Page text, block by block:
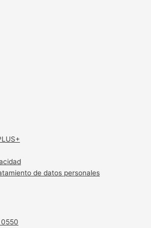
de datos personales